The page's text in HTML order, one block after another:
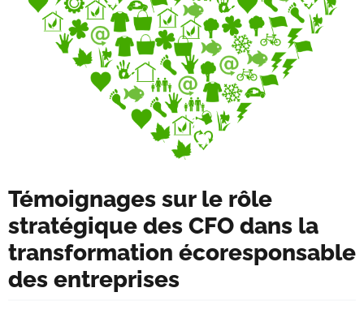
Témoignages sur le rôle
stratégique des CFO dans la
transformation écoresponsable
des entreprises